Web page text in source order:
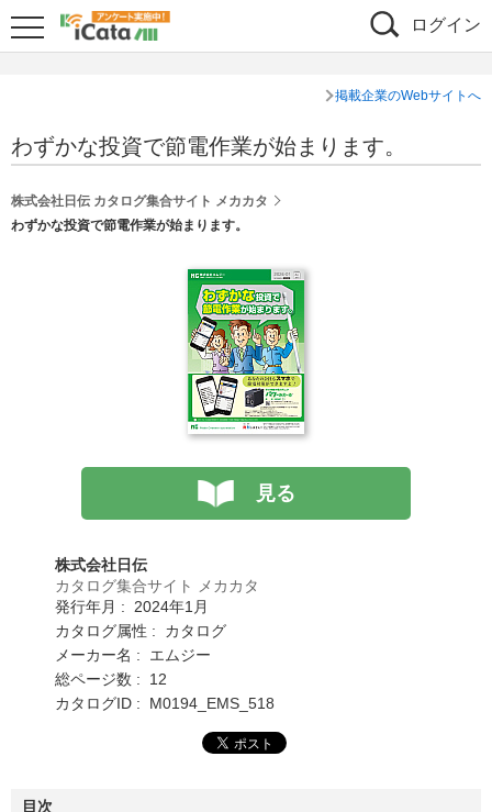
ログイン
掲載企業のWebサイトへ
わずかな投資で節電作業が始まります。
株式会社日伝 カタログ集合サイト メカカタ
わずかな投資で節電作業が始まります。
見る
株式会社日伝
カタログ集合サイト メカカタ
発行年月 : 2024年1月
カタログ属性 : カタログ
メーカー名 : エムジー
総ページ数 : 12
カタログID : M0194_EMS_518
目次